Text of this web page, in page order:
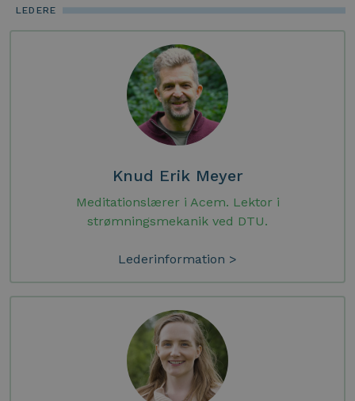
LEDERE
Knud Erik Meyer
Meditationslærer i Acem. Lektor i
strømningsmekanik ved DTU.
Lederinformation >